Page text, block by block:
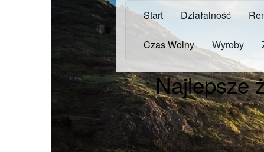
Start Działalność
Czas Wolny Wyroby
Najlepsze